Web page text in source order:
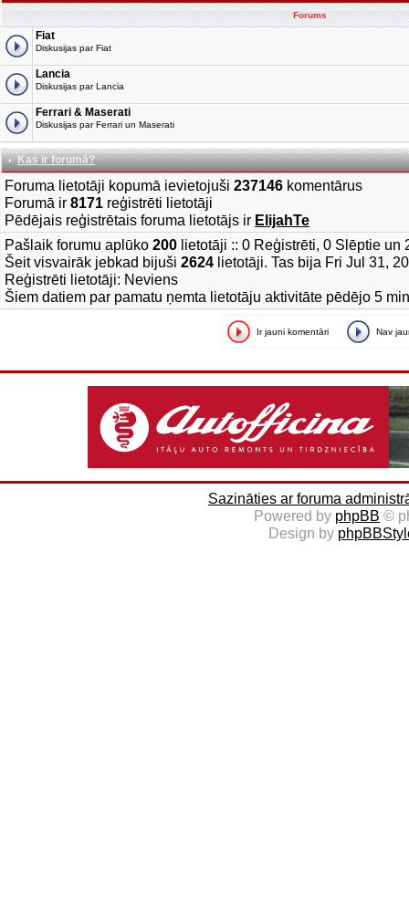
Forums
Fiat
Diskusijas par Fiat
Lancia
Diskusijas par Lancia
Ferrari & Maserati
Diskusijas par Ferrari un Maserati
Kas ir forumā?
Foruma lietotāji kopumā ievietojuši 237146 komentārus
Forumā ir 8171 reģistrēti lietotāji
Pēdējais reģistrētais foruma lietotājs ir ElijahTe
Pašlaik forumu aplūko 200 lietotāji :: 0 Reģistrēti, 0 Slēptie
Šeit visvairāk jebkad bijuši 2624 lietotāji. Tas bija Fri Jul 31,
Reģistrēti lietotāji: Neviens
Šiem datiem par pamatu ņemta lietotāju aktivitāte pēdējo 5
Ir jauni komentāri Nav
Sazināties ar foruma
Powered by phpBB ©
Design by